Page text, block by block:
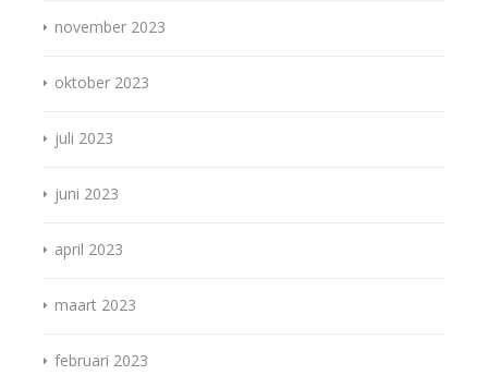
november 2023
oktober 2023
juli 2023
juni 2023
april 2023
maart 2023
februari 2023